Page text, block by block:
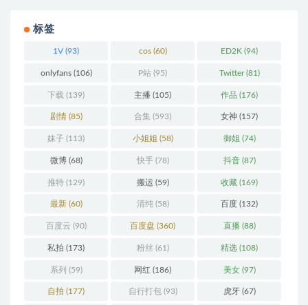
标签
1V (93) cos(60) ED2K (94)
onlyfans(106) P站 (95) Twitter(81)
下载 (139) 主播 (105) 作品 (176)
剧情(85) 合集 (593) 女神 (157)
妹子 (113) 小姐姐 (58) 御姐 (74)
微博(68) 快手(78) 抖音(87)
推特 (129) 搬运 (59) 收藏 (169)
最新(60) 清纯(58) 百度 (132)
百度云 (90) 百度盘 (360) 直播(88)
私拍 (173) 粉丝 (61) 精选 (108)
系列 (59) 网红 (186) 美女(97)
自拍 (177) 自行打包(93) 虎牙(67)